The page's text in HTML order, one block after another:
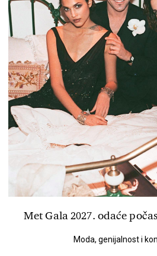
Met Gala 2027. odaće
Moda, genijalnost i